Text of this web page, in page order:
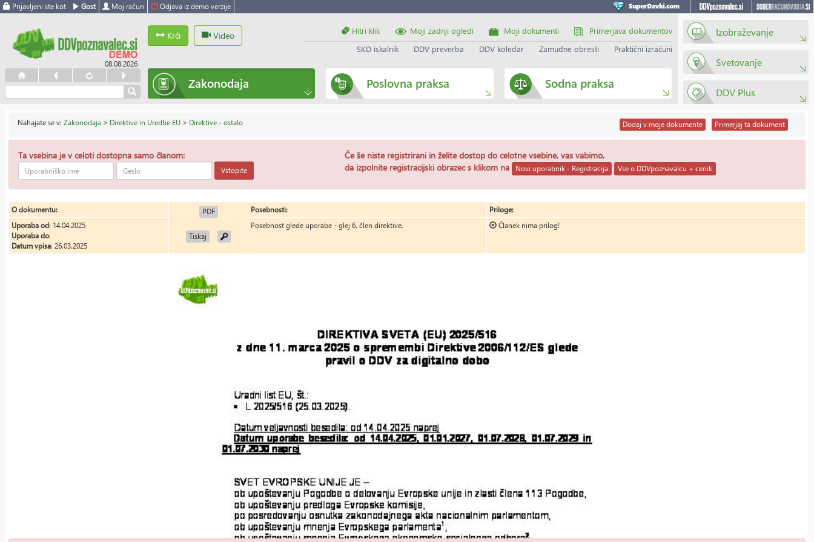
Prijavljeni ste kot Gost Moj račun Odjava iz demo verzije
08.08.2026
Krči Video Hitri klik Moji zadnji ogledi Moji dokumenti
Primerjava dokumentov
SKD iskalnik
DDV preverba DDV koledar Zamudne obresti Praktični izračuni
Zakonodaja Poslovna praksa Sodna praksa
Izobraževanje
Svetovanje
DDV Plus
Nahajate se v: Zakonodaja > Direktive in Uredbe EU > Direktive - ostalo Primerjaj ta dokument
Dodaj v moje dokumente
Ta vsebina je v celoti dostopna samo članom:
Vstopite
Če še niste registrirani in želite dostop do celotne vsebine, vas vabimo,
da izpolnite registracijski obrazec s klikom na
Novi uporabnik - Registracija Vse o DDVpoznavalcu + cenik
O dokumentu: PDF
Tiskaj
Posebnosti:
Priloge:
Uporaba od: 14.04.2025
Uporaba do:
Datum vpisa: 26.03.2025
Posebnost glede uporabe - glej 6. člen direktive. Članek nima prilog!